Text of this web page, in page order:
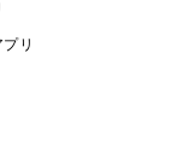
リ